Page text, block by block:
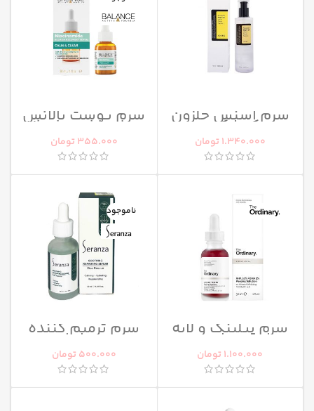
سرم اسنس حلزون
کوزارکس
1.340.000 تومان
سرم پوست بالانس
مدل Niacinamide
355.000 تومان
سرم پیلینگ و لایه
بردار قوی اوردینری
1.100.000 تومان
ناموجود
سرم ترمیم کننده
سرانزا
500.000 تومان